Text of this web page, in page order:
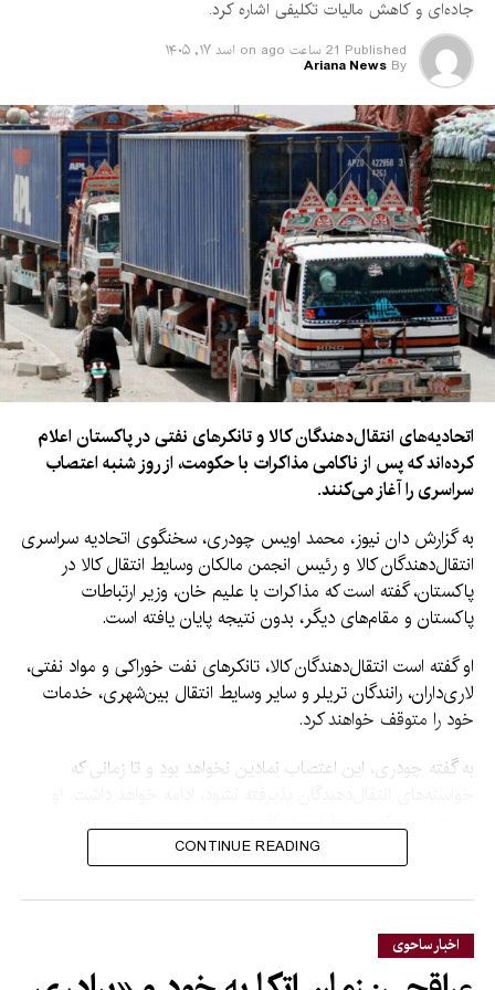
جاده‌ای و کاهش مالیات تکلیفی اشاره کرد.
Published 21 ساعت ago on اسد ۱۷, ۱۴۰۵
By
Ariana News
اتحادیه‌های انتقال‌دهندگان کالا و تانکرهای نفتی در پاکستان اعلام
کرده‌اند که پس از ناکامی مذاکرات با حکومت، از روز شنبه اعتصاب
سراسری را آغاز می‌کنند.
به گزارش دان نیوز، محمد اویس چودری، سخنگوی اتحادیه سراسری
انتقال‌دهندگان کالا و رئیس انجمن مالکان وسایط انتقال کالا در
پاکستان، گفته است که مذاکرات با علیم خان، وزیر ارتباطات
پاکستان و مقام‌های دیگر، بدون نتیجه پایان یافته است.
او گفته است انتقال‌دهندگان کالا، تانکرهای نفت خوراکی و مواد نفتی،
لاری‌داران، رانندگان تریلر و سایر وسایط انتقال بین‌شهری، خدمات
خود را متوقف خواهند کرد.
به گفته چودری، این اعتصاب نمادین نخواهد بود و تا زمانی که
افزوده است که وسایط انتقال کالا از قبل از جاده‌ها خارج و در
محل‌های تعیین‌شده متوقف شده‌اند.
از خواسته‌های اصلی این
اتحادیه‌ها می‌توان به اجرای
CONTINUE READING
اخبار ساحوی